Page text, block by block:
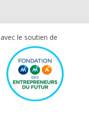
avec le soutien de